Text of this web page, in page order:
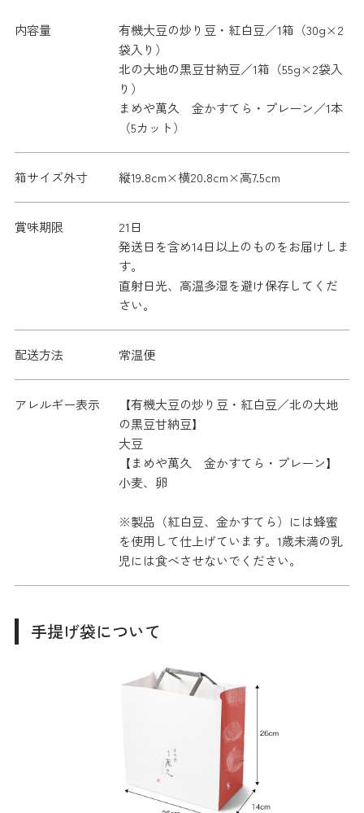
内容量
有機大豆の炒り豆・紅白豆／1箱（30g×2
袋入り）
北の大地の黒豆甘納豆／1箱（55g×2袋入
り）
まめや萬久 金かすてら・プレーン／1本
（5カット）
箱サイズ外寸 縦19.8cm×横20.8cm×高7.5cm
賞味期限
21日
発送日を含め14日以上のものをお届けしま
す。
直射日光、高温多湿を避け保存してくだ
さい。
配送方法 常温便
アレルギー表示
【有機大豆の炒り豆・紅白豆／北の大地
の黒豆甘納豆】
大豆
【まめや萬久 金かすてら・プレーン】
小麦、卵
※製品（紅白豆、金かすてら）には蜂蜜
を使用して仕上げています。1歳未満の乳
児には食べさせないでください。
手提げ袋について